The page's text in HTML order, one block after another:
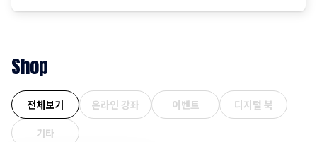
Shop
전체보기 온라인 강좌 이벤트
디지털 북
기타